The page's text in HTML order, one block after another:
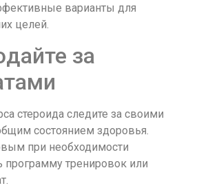
варианты для
целей.
за
стероида следите за своими
состоянием здоровья.
при необходимости
программу тренировок или